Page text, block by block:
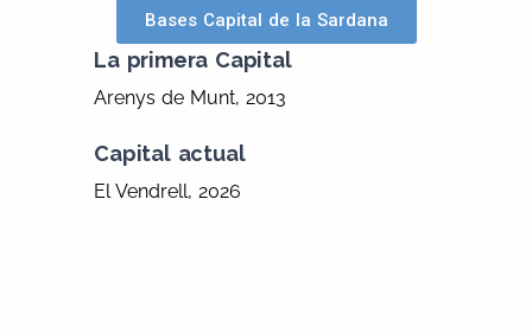
Bases Capital de la Sardana
La primera Capital
Arenys de Munt, 2013
Capital actual
El Vendrell, 2026